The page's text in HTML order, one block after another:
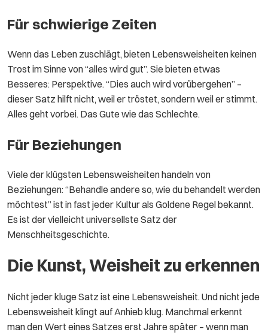
Für schwierige Zeiten
Wenn das Leben zuschlägt, bieten Lebensweisheiten keinen
Trost im Sinne von “alles wird gut”. Sie bieten etwas
Besseres: Perspektive. “Dies auch wird vorübergehen” –
dieser Satz hilft nicht, weil er tröstet, sondern weil er stimmt.
Alles geht vorbei. Das Gute wie das Schlechte.
Für Beziehungen
Viele der klügsten Lebensweisheiten handeln von
Beziehungen: “Behandle andere so, wie du behandelt werden
möchtest” ist in fast jeder Kultur als Goldene Regel bekannt.
Es ist der vielleicht universellste Satz der
Menschheitsgeschichte.
Die Kunst, Weisheit zu erkennen
Nicht jeder kluge Satz ist eine Lebensweisheit. Und nicht jede
Lebensweisheit klingt auf Anhieb klug. Manchmal erkennt
man den Wert eines Satzes erst Jahre später – wenn man